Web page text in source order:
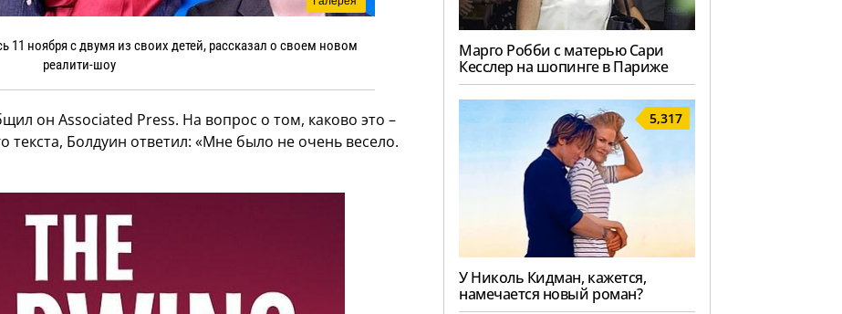
11 ноября с двумя из своих детей, рассказал о своем новом
реалити-шоу
он Associated Press. На вопрос о том, каково это –
текста, Болдуин ответил: «Мне было не очень весело.
Марго Робби с матерью Сари
Кесслер на шопинге в Париже
5,317
У Николь Кидман, кажется,
намечается новый роман?